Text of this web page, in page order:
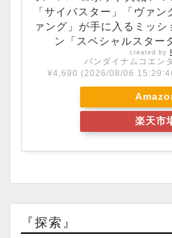
「サイバスター」「ヴァ
ァング」が手に入るミッシ
ン「スペシャルスター
created by
バンダイナムコエン
¥4,690 (2026/08/06
楽天市
『探索』